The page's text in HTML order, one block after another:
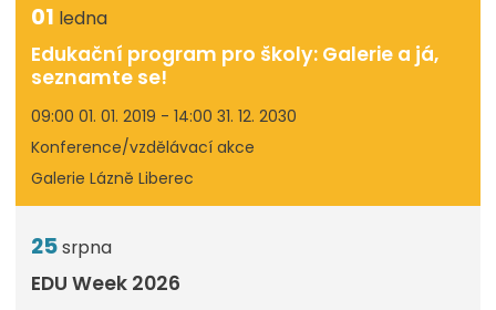
01 ledna
Edukační program pro školy: Galerie a já,
seznamte se!
09:00 01. 01. 2019 - 14:00 31. 12. 2030
Konference/vzdělávací akce
Galerie Lázně Liberec
25srpna
EDU Week 2026